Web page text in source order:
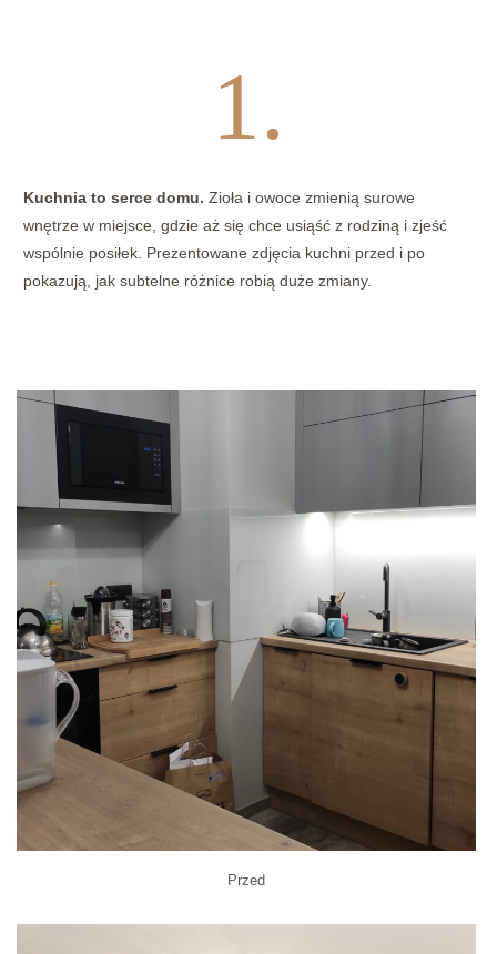
1.
Kuchnia to serce domu. Zioła i owoce zmienią surowe
wnętrze w miejsce, gdzie aż się chce usiąść z rodziną i zjeść
wspólnie posiłek. Prezentowane zdjęcia kuchni przed i po
pokazują, jak subtelne różnice robią duże zmiany.
Przed